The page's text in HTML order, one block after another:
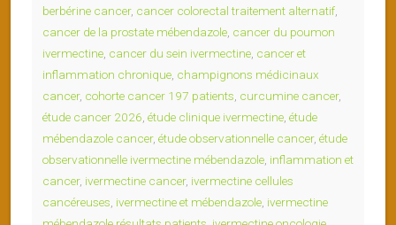
berbérine cancer, cancer colorectal traitement alternatif
cancer de la prostate mébendazole cancer du poumon
ivermectine cancer du sein ivermectine cancer et
inflammation chronique champignons médicinaux
cancer, cohorte cancer 197 patients curcumine cancer,
étude cancer 2026 étude clinique ivermectine étude
mébendazole cancer, étude observationnelle cancer, étude
observationnelle ivermectine mébendazole inflammation et
cancer, ivermectine cancer, ivermectine cellules
cancéreuses ivermectine et mébendazole ivermectine